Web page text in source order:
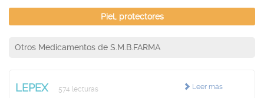
Piel, protectores
Otros Medicamentos de S.M.B.FARMA
Leer más
LEPEX 574 lecturas